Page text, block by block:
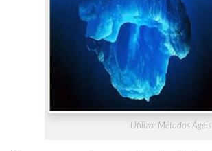
Utilizar Métodos Ágeis